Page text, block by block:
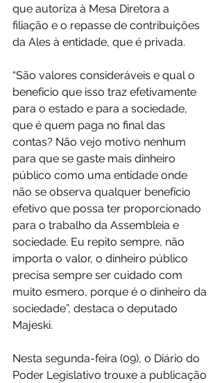
que autoriza à Mesa Diretora a
filiação e o repasse de contribuições
da Ales à entidade, que é privada.
“São valores consideráveis e qual o
benefício que isso traz efetivamente
para o estado e para a sociedade,
que é quem paga no final das
contas? Não vejo motivo nenhum
para que se gaste mais dinheiro
público como uma entidade onde
não se observa qualquer benefício
efetivo que possa ter proporcionado
para o trabalho da Assembleia e
sociedade. Eu repito sempre, não
importa o valor, o dinheiro público
precisa sempre ser cuidado com
muito esmero, porque é o dinheiro da
sociedade”, destaca o deputado
Majeski.
Nesta segunda-feira (09), o Diário do
Poder Legislativo trouxe a publicação